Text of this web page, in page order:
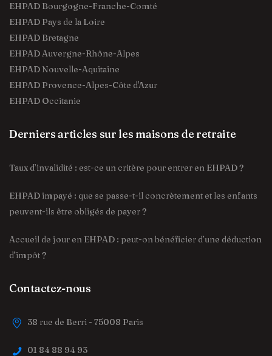
EHPAD Bourgogne-Franche-Comté
EHPAD Pays de la Loire
EHPAD Bretagne
EHPAD Auvergne-Rhône-Alpes
EHPAD Nouvelle-Aquitaine
EHPAD Provence-Alpes-Côte d'Azur
EHPAD Occitanie
Derniers articles sur les maisons de retraite
Taux d’invalidité : est-ce un critère pour entrer en EHPAD ?
EHPAD impayé : que se passe-t-il concrètement et les enfants
peuvent-ils être obligés de payer ?
Accueil de jour en EHPAD : peut-on bénéficier d’une déduction
d’impôt ?
Contactez-nous
38 rue de Berri - 75008 Paris
01 84 88 94 93